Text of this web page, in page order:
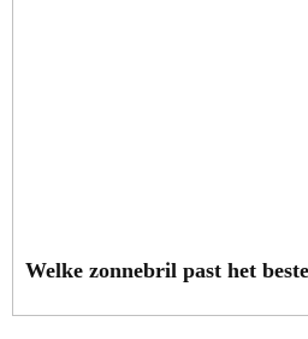
Welke zonnebril past het